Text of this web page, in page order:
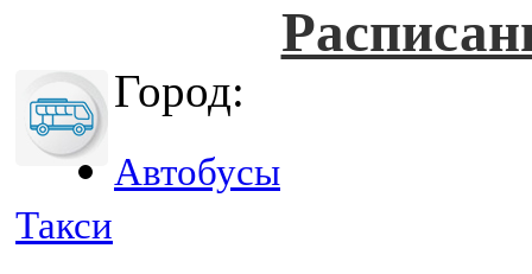
Город:
Автобусы
Такси